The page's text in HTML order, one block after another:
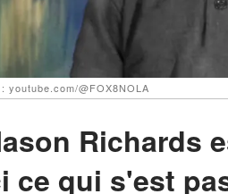
youtube.com/@FOX8NOLA
Richards
ce qui s'est